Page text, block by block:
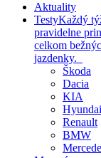
Aktuality
TestyKaždý
pravidelne
celkom
jazdenky.
Škoda
Dacia
KIA
Hyundai
Renault
BMW